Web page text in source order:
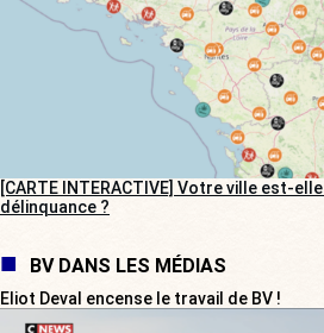
[CARTE INTERACTIVE] Votre ville est-
délinquance ?
BV DANS LES MÉDIAS
Eliot Deval encense le travail de BV !